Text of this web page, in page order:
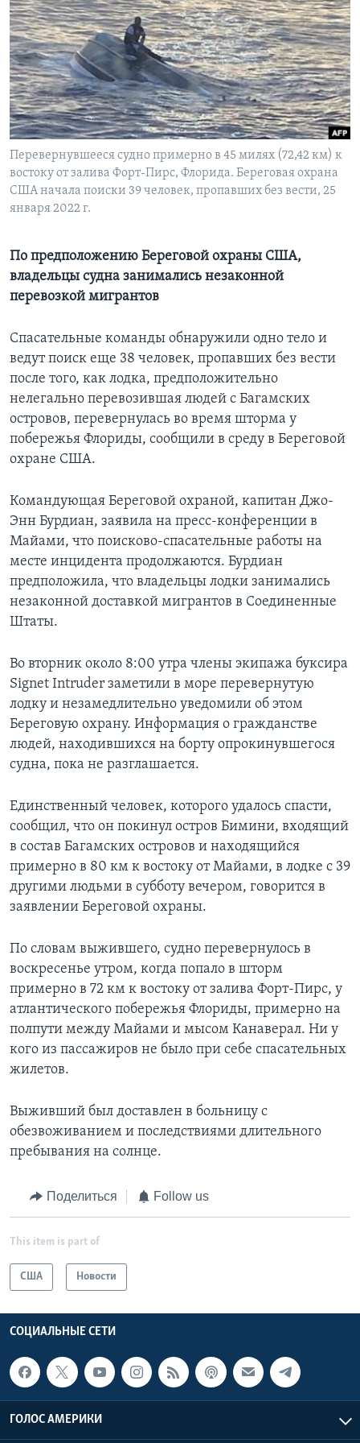
Learning English
СОЦИАЛЬНЫЕ СЕТИ
Перевернувшееся судно примерно в 45 милях (72,42 км) к
востоку от залива Форт-Пирс, Флорида. Береговая охрана
США начала поиски 39 человек, пропавших без вести, 25
января 2022 г.
По предположению Береговой охраны США,
владельцы судна занимались незаконной
перевозкой мигрантов
Спасательные команды обнаружили одно тело и
ведут поиск еще 38 человек, пропавших без вести
после того, как лодка, предположительно
нелегально перевозившая людей с Багамских
островов, перевернулась во время шторма у
побережья Флориды, сообщили в среду в Береговой
охране США.
Командующая Береговой охраной, капитан Джо-
Энн Бурдиан, заявила на пресс-конференции в
Майами, что поисково-спасательные работы на
месте инцидента продолжаются. Бурдиан
предположила, что владельцы лодки занимались
незаконной доставкой мигрантов в Соединенные
Штаты.
Во вторник около 8:00 утра члены экипажа буксира
Signet Intruder заметили в море перевернутую
лодку и незамедлительно уведомили об этом
Береговую охрану. Информация о гражданстве
людей, находившихся на борту опрокинувшегося
судна, пока не разглашается.
Единственный человек, которого удалось спасти,
сообщил, что он покинул остров Бимини, входящий
в состав Багамских островов и находящийся
примерно в 80 км к востоку от Майами, в лодке с 39
другими людьми в субботу вечером, говорится в
заявлении Береговой охраны.
По словам выжившего, судно перевернулось в
воскресенье утром, когда попало в шторм
примерно в 72 км к востоку от залива Форт-Пирс, у
атлантического побережья Флориды, примерно на
полпути между Майами и мысом Канаверал. Ни у
кого из пассажиров не было при себе спасательных
жилетов.
Выживший был доставлен в больницу с
обезвоживанием и последствиями длительного
пребывания на солнце.
Поделиться Follow us
This item is part of
США Новости
СОЦИАЛЬНЫЕ СЕТИ
ГОЛОС АМЕРИКИ